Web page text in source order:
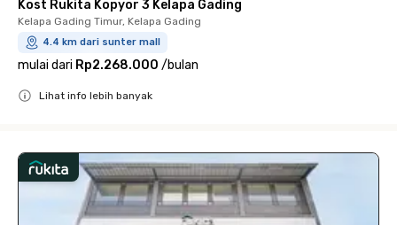
Kost Rukita Kopyor 3 Kelapa Gading
Kelapa Gading Timur, Kelapa Gading
4.4 km dari sunter mall
mulai dari Rp2.268.000 /bulan
Lihat info lebih banyak